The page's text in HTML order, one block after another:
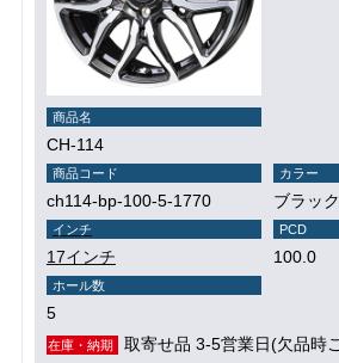
商品名
CH-114
商品コード
ch114-bp-100-5-1770
カラー
ブラッ
インチ
17インチ
PCD
100.0
ホール数
5
在庫・納期 取寄せ品 3-5営業日(欠品時